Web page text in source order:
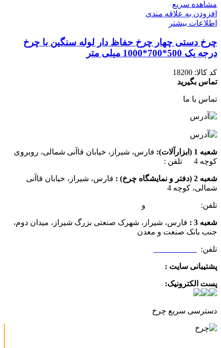
مشاهده سریع
افزودن به علاقه مندی
اطلاعات بیشتر
چرخ دستی چهار چرخ حفاظ دار لوله سنگین با چرخ
درجه یک 500*700*1000 میلی متر
کد کالا: 18200
تماس بگیرید
تماس با ما
شعبه 1 (ابزارآلات):
فارس، شیراز، خیابان قاآنی شمالی، روبروی
کوچه 4 تلفن :
شعبه 2 (دفتر و نمایشگاه چرخ) :
فارس، شیراز، خیابان قاآنی
شمالی، کوچه 4
تلفن: و
شعبه 3 :
فارس، شیراز، شهرک صنعتی بزرگ شیراز، میدان دوم،
جنب بانک صنعت و معدن
تلفن:
پشتیبانی سایت :
پست الکترونیک:
دسترسی سریع چرخ